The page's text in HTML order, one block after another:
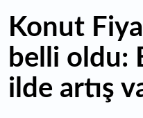
Konut
belli oldu:
ilde artış